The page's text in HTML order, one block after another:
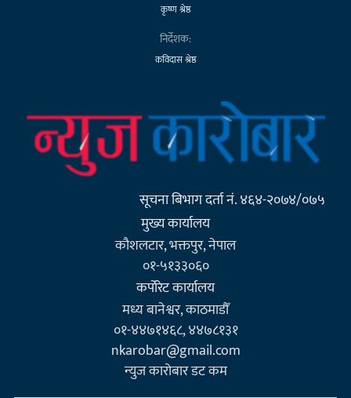
कृष्ण श्रेष्ठ
निर्देशक:
कविदास श्रेष्ठ
सूचना बिभाग दर्ता नं. ४६४-२०७४/०७५
मुख्य कार्यालय
कौशलटार, भक्तपुर, नेपाल
०१-५१३३०६०
कर्पाेरेट कार्यालय
मध्य बानेश्वर, काठमाडौँ
०१-४४७१४६८, ४४७८१३१
nkarobar@gmail.com
न्युज कारोबार डट कम